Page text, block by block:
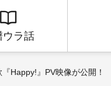
ウラ話
Happy!』PV映像が公開！